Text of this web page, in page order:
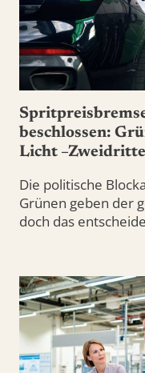
beschlossen:
Licht
Die politische
Grünen geben der
doch das